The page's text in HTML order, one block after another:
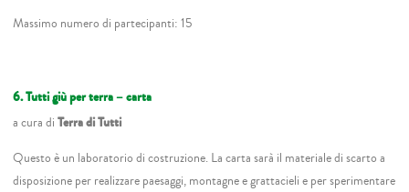
Massimo numero di partecipanti: 15
6. Tutti giù per terra – carta
a cura diTerra di Tutti
Questo è un laboratorio di costruzione. La carta sarà il materiale di scarto a
disposizione per realizzare paesaggi, montagne e grattacieli e per sperimentare